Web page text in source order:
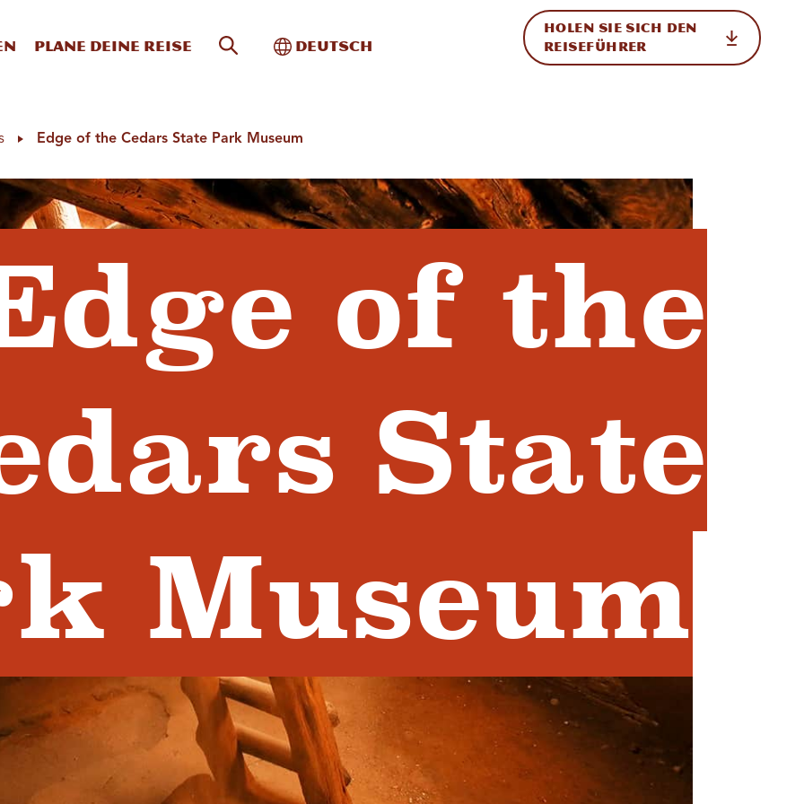
Plane deine Reise Website-Suche
Toggle International
Deutsch
HOLEN SIE SICH DEN
REISEFÜHRER
Edge of the Cedars State Park Museum
of the
State
Museum